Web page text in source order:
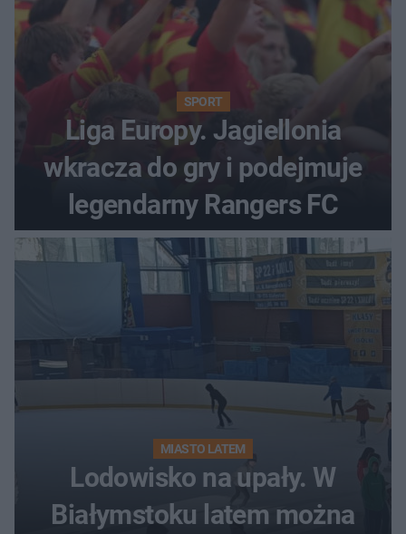
SPORT
Liga Europy. Jagiellonia
wkracza do gry i podejmuje
legendarny Rangers FC
MIASTO LATEM
Lodowisko na upały. W
Białymstoku latem można